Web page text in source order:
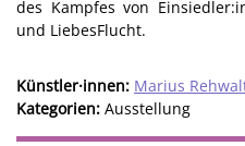
des Kampfes von
und LiebesFlucht.
Künstler·innen: Marius
Kategorien: Ausstellung